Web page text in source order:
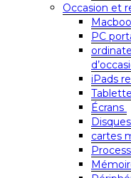
Occasion et
PC
iPads
Tablette
Écrans
cartes